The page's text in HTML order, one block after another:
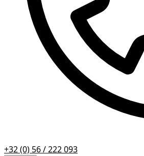
+32 (0) 56 / 222 093